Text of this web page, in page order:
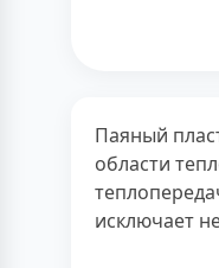
Паяный
области
исключает